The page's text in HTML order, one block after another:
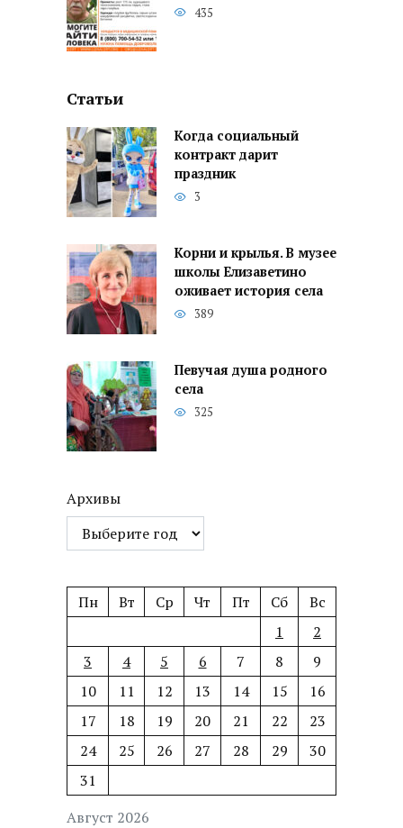
435
Статьи
Когда социальный
контракт дарит
праздник
3
Корни и крылья. В музее
школы Елизаветино
оживает история села
389
Певучая душа родного
села
325
Архивы
Август 2026
Пн Вт Ср Чт Пт Сб
Вс
1
2
3
4 5 6 7 8
9
10
11 12 13 14 15
16
17
18 19 20 21 22
23
24
25 26 27 28 29
30
31